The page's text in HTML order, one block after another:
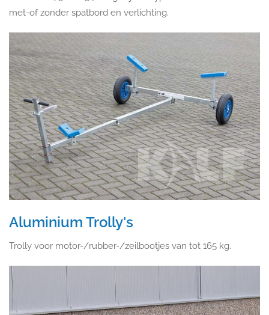
met-of zonder spatbord en verlichting.
Aluminium Trolly's
Trolly voor motor-/rubber-/zeilbootjes van tot 165 kg.